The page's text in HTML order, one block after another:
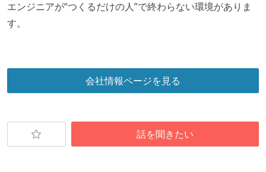
エンジニアが“つくるだけの人”で終わらない環境がありま
す。
会社情報ページを見る
話を聞きたい